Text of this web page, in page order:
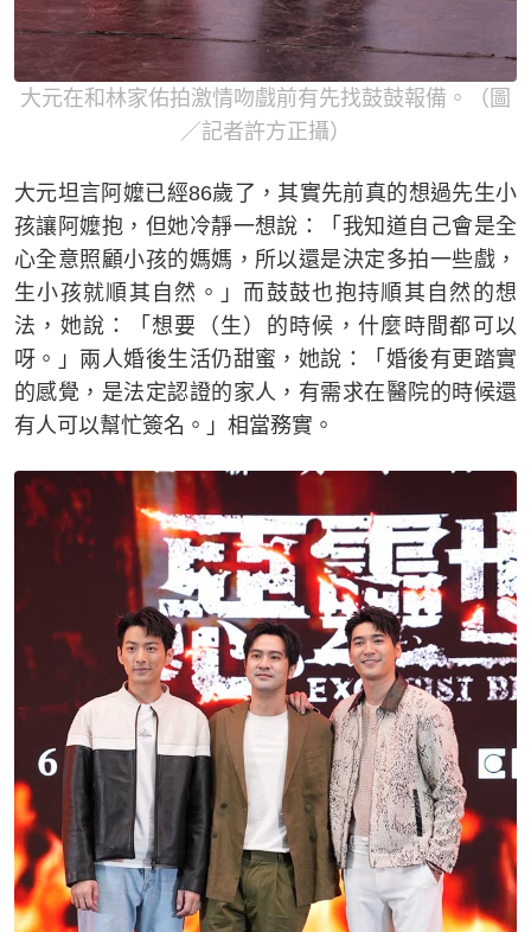
大元在和林家佑拍激情吻戲前有先找鼓鼓報備。（圖
／記者許方正攝）
大元坦言阿嬤已經86歲了，其實先前真的想過先生小
孩讓阿嬤抱，但她冷靜一想說：「我知道自己會是全
心全意照顧小孩的媽媽，所以還是決定多拍一些戲，
生小孩就順其自然。」而鼓鼓也抱持順其自然的想
法，她說：「想要（生）的時候，什麼時間都可以
呀。」兩人婚後生活仍甜蜜，她說：「婚後有更踏實
的感覺，是法定認證的家人，有需求在醫院的時候還
有人可以幫忙簽名。」相當務實。